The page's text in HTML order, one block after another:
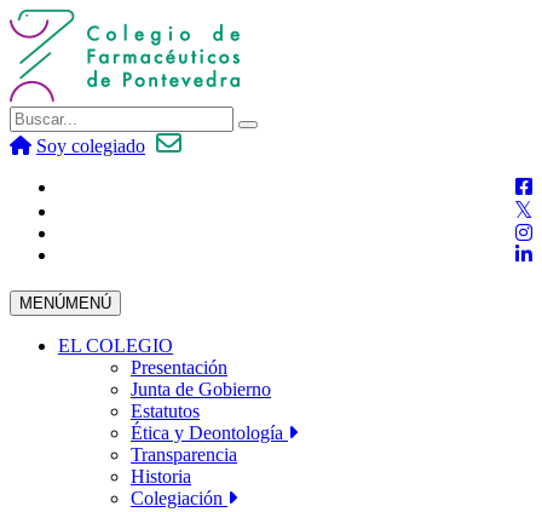
Soy colegiado
MENÚMENÚ
EL COLEGIO
Presentación
Junta de Gobierno
Estatutos
Ética y Deontología
Transparencia
Historia
Colegiación